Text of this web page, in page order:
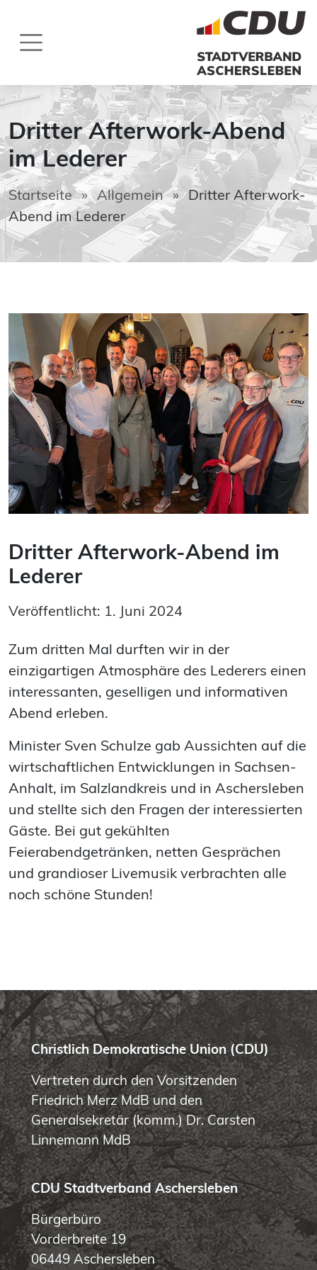
Dritter Afterwork-Abend
im Lederer
Startseite » Allgemein »
Dritter Afterwork-
Abend im Lederer
Dritter Afterwork-Abend im
Lederer
Veröffentlicht: 1. Juni 2024
Zum dritten Mal durften wir in der
einzigartigen Atmosphäre des Lederers einen
interessanten, geselligen und informativen
Abend erleben.
Minister Sven Schulze gab Aussichten auf die
wirtschaftlichen Entwicklungen in Sachsen-
Anhalt, im Salzlandkreis und in Aschersleben
und stellte sich den Fragen der interessierten
Gäste. Bei gut gekühlten
Feierabendgetränken, netten Gesprächen
und grandioser Livemusik verbrachten alle
noch schöne Stunden!
Christlich Demokratische Union (CDU)
Vertreten durch den Vorsitzenden
Friedrich Merz MdB und den
Generalsekretär (komm.) Dr. Carsten
Linnemann MdB
CDU Stadtverband Aschersleben
Bürgerbüro
Vorderbreite 19
06449 Aschersleben